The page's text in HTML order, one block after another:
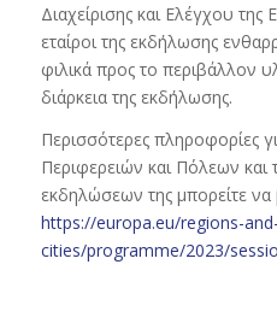
Διαχείρισης και Ελέγχου της
εταίροι της εκδήλωσης
φιλικά προς το περιβάλλον
διάρκεια της εκδήλωσης.
Περισσότερες πληροφορίες
Περιφερειών και Πόλεων
εκδηλώσεων της μπορείτε να
https://europa.eu/regions-and-
cities/programme/2023/